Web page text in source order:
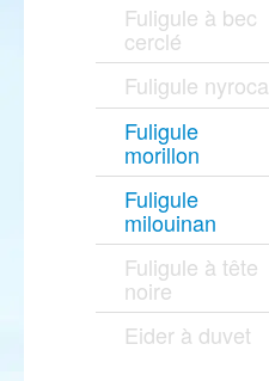
Fuligule à bec
cerclé
Fuligule nyroca
Fuligule
morillon
Fuligule
milouinan
Fuligule à tête
noire
Eider à duvet